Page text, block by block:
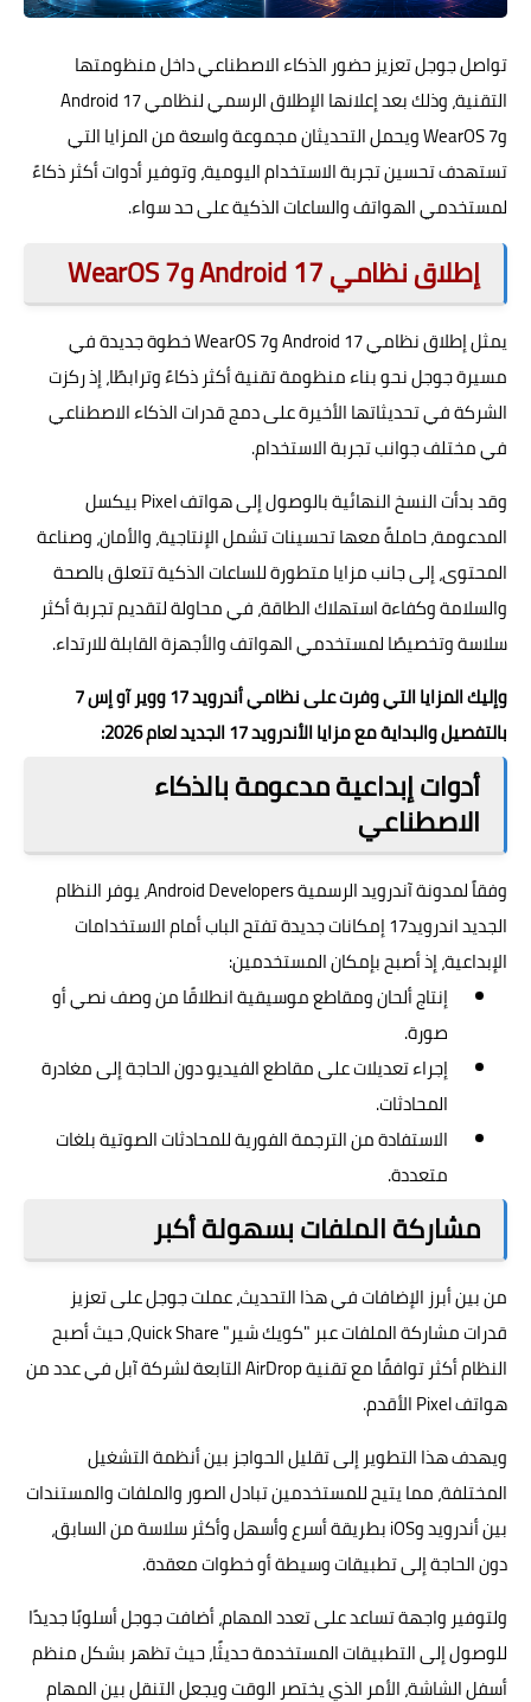
تواصل جوجل تعزيز حضور الذكاء الاصطناعي داخل منظومتها
التقنية، وذلك بعد إعلانها الإطلاق الرسمي لنظامي Android 17
وWearOS 7 ويحمل التحديثان مجموعة واسعة من المزايا التي
تستهدف تحسين تجربة الاستخدام اليومية، وتوفير أدوات أكثر ذكاءً
لمستخدمي الهواتف والساعات الذكية على حد سواء.
إطلاق نظامي Android 17 وWearOS 7
يمثل إطلاق نظامي Android 17 وWearOS 7 خطوة جديدة في
مسيرة جوجل نحو بناء منظومة تقنية أكثر ذكاءً وترابطًا، إذ ركزت
الشركة في تحديثاتها الأخيرة على دمج قدرات الذكاء الاصطناعي
في مختلف جوانب تجربة الاستخدام.
وقد بدأت النسخ النهائية بالوصول إلى هواتف Pixel بيكسل
المدعومة، حاملةً معها تحسينات تشمل الإنتاجية، والأمان، وصناعة
المحتوى، إلى جانب مزايا متطورة للساعات الذكية تتعلق بالصحة
والسلامة وكفاءة استهلاك الطاقة، في محاولة لتقديم تجربة أكثر
سلاسة وتخصيصًا لمستخدمي الهواتف والأجهزة القابلة للارتداء.
وإليك المزايا التي وفرت على نظامي أندرويد 17 ووير آو إس 7
بالتفصيل والبداية مع مزايا الأندرويد 17 الجديد لعام 2026:
أدوات إبداعية مدعومة بالذكاء
الاصطناعي
وفقاً لمدونة آندرويد الرسميةAndroid Developers، يوفر النظام
الجديد اندرويد17 إمكانات جديدة تفتح الباب أمام الاستخدامات
الإبداعية، إذ أصبح بإمكان المستخدمين:
إنتاج ألحان ومقاطع موسيقية انطلاقًا من وصف نصي أو
صورة.
إجراء تعديلات على مقاطع الفيديو دون الحاجة إلى مغادرة
المحادثات.
الاستفادة من الترجمة الفورية للمحادثات الصوتية بلغات
متعددة.
مشاركة الملفات بسهولة أكبر
من بين أبرز الإضافات في هذا التحديث، عملت جوجل على تعزيز
قدرات مشاركة الملفات عبر "كويك شير" Quick Share، حيث أصبح
النظام أكثر توافقًا مع تقنية AirDrop التابعة لشركة آبل في عدد من
هواتف Pixel الأقدم.
ويهدف هذا التطوير إلى تقليل الحواجز بين أنظمة التشغيل
المختلفة، مما يتيح للمستخدمين تبادل الصور والملفات والمستندات
بين أندرويد وiOS بطريقة أسرع وأسهل وأكثر سلاسة من السابق،
دون الحاجة إلى تطبيقات وسيطة أو خطوات معقدة.
ولتوفير واجهة تساعد على تعدد المهام، أضافت جوجل أسلوبًا جديدًا
للوصول إلى التطبيقات المستخدمة حديثًا، حيث تظهر بشكل منظم
أسفل الشاشة، الأمر الذي يختصر الوقت ويجعل التنقل بين المهام